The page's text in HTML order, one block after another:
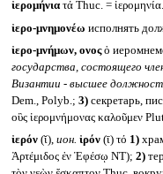
ἱερομήνια τά Thuc. = ἱερομηνία.
ἱερο-μνημονέω исполнять
ἱερο-μνήμων, ονοςὁ
государства, состоящего
Византии - высшее
Dem., Polyb.; 3)секретарь,
οὓς ἱερομνήμονας καλοῦμεν
ἱερόν(ῐ), ион. ἱρόν(ῑ) τό 1)
Ἀρτέμιδος ἐν Ἐφέσῳ NT); 2)